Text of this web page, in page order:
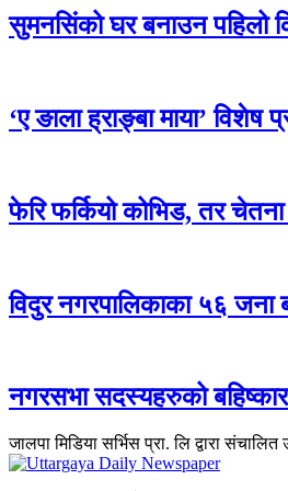
सुमनसिंको घर बनाउन पहिलो
‘ए ङाला ह्राङ्बा माया’ विशेष
फेरि फर्कियो कोभिड, तर
विदुर नगरपालिकाका ५६ जना
नगरसभा सदस्यहरुको
जालपा मिडिया सर्भिस प्रा. लि द्वारा